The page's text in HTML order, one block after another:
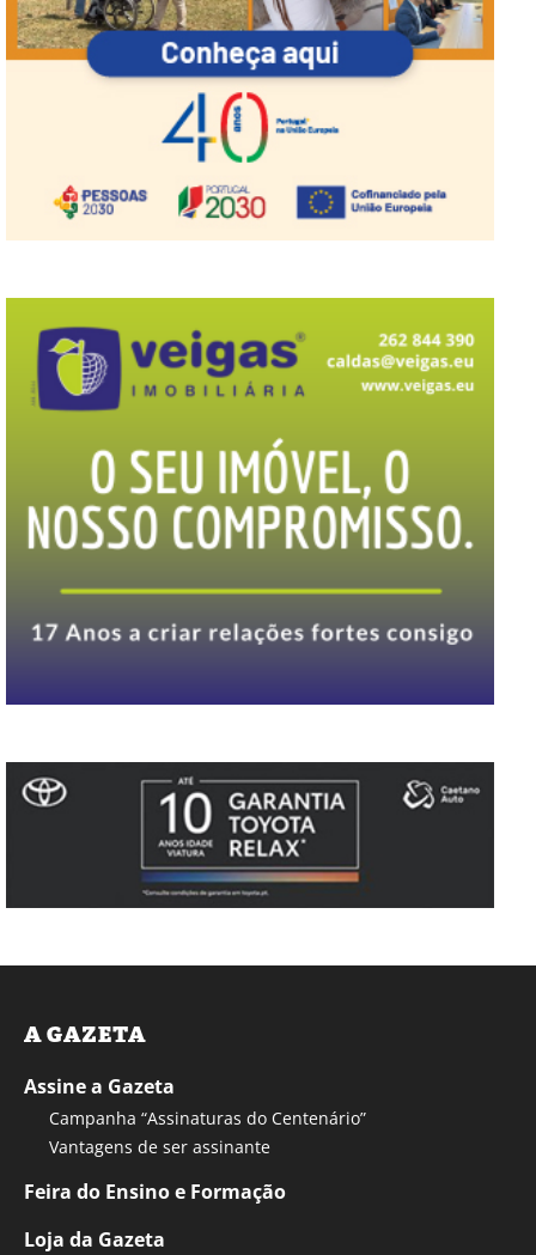
A GAZETA
Assine a Gazeta
Campanha “Assinaturas do Centenário”
Vantagens de ser assinante
Feira do Ensino e Formação
Loja da Gazeta